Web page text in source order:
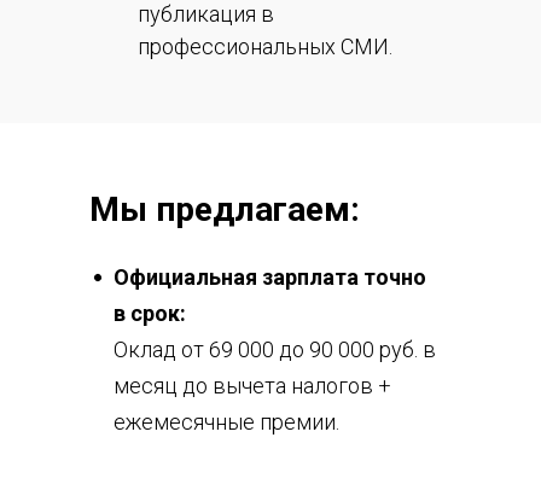
публикация в
профессиональных СМИ.
Мы предлагаем:
Официальная зарплата точно
в срок:
Оклад от 69 000 до 90 000 руб. в
месяц до вычета налогов +
ежемесячные премии.